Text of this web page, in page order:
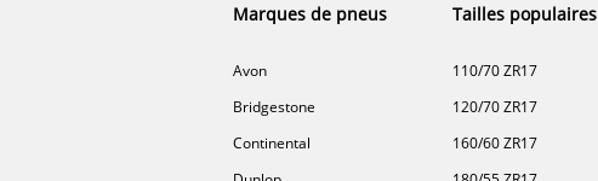
Marques de pneus
Avon
Bridgestone
Continental
Tailles populaires
110/70 ZR17
120/70 ZR17
160/60 ZR17